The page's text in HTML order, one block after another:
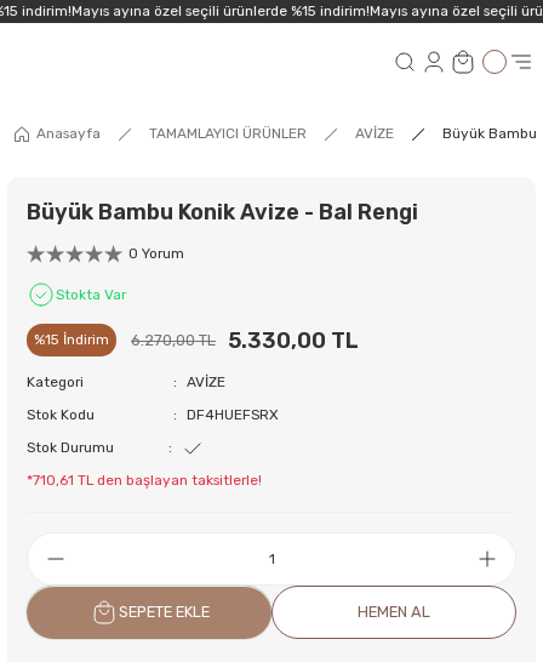
indirim!Mayıs ayına özel seçili ürünlerde %15 indirim!Mayıs ayına özel seçili
Anasayfa TAMAMLAYICI ÜRÜNLER AVİZE Büyük Bambu
Büyük Bambu Konik Avize - Bal Rengi
0 Yorum
Stokta Var
%15 İndirim 6.270,00 TL 5.330,00 TL
Kategori
AVİZE
Stok Kodu
DF4HUEFSRX
Stok Durumu
*710,61 TL den başlayan taksitlerle!
SEPETE EKLE HEMEN AL